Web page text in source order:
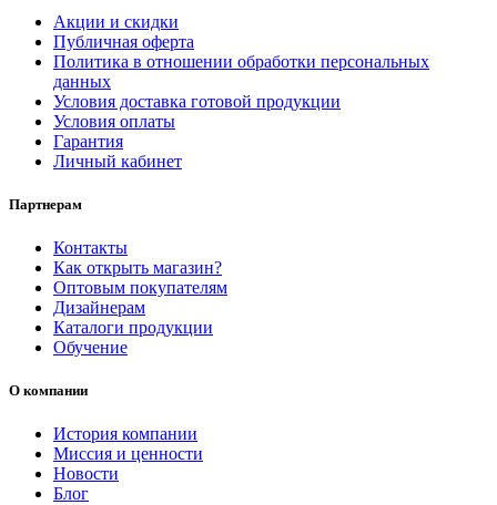
Акции и скидки
Публичная оферта
Политика в отношении обработки персональных
данных
Условия доставка готовой продукции
Условия оплаты
Гарантия
Личный кабинет
Партнерам
Контакты
Как открыть магазин?
Оптовым покупателям
Дизайнерам
Каталоги продукции
Обучение
О компании
История компании
Миссия и ценности
Новости
Блог